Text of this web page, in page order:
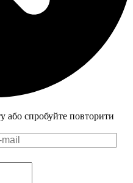
або спробуйте повторити